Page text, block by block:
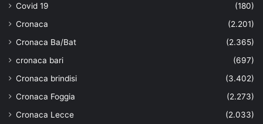
Covid 19
(180)
Cronaca
(2.201)
Cronaca Ba/Bat
(2.365)
cronaca bari
(697)
Cronaca brindisi
(3.402)
Cronaca Foggia
(2.273)
Cronaca Lecce
(2.033)